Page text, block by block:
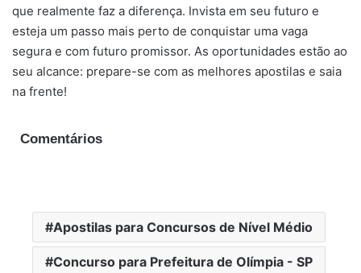
que realmente faz a diferença. Invista em seu futuro e
esteja um passo mais perto de conquistar uma vaga
segura e com futuro promissor. As oportunidades estão ao
seu alcance: prepare-se com as melhores apostilas e saia
na frente!
Comentários
Apostilas para Concursos de Nível Médio
Concurso para Prefeitura de Olímpia - SP